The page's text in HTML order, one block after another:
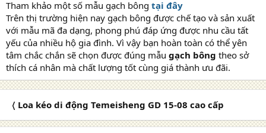
Tham khảo một số mẫu gạch bông tại đây
Trên thị trường hiện nay gạch bông được chế tạo và sản xuất
với mẫu mã đa dạng, phong phú đáp ứng được nhu cầu tất
yếu của nhiều hộ gia đình. Vì vậy bạn hoàn toàn có thể yên
tâm chắc chắn sẽ chọn được đúng mẫu gạch bông theo sở
thích cá nhân mà chất lượng tốt cùng giá thành ưu đãi.
〈 Loa kéo di động Temeisheng GD 15-08 cao cấp